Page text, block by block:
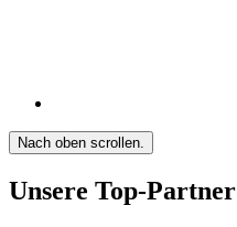
Nach oben scrollen.
Unsere Top-Partner